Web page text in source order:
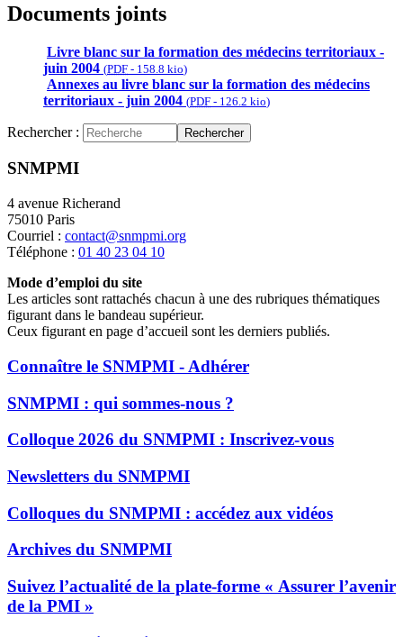
Documents joints
Livre blanc sur la formation des médecins territoriaux -
juin 2004 (PDF - 158.8 kio)
Annexes au livre blanc sur la formation des médecins
territoriaux - juin 2004 (PDF - 126.2 kio)
Rechercher : Rechercher
SNMPMI
4 avenue Richerand
75010 Paris
Courriel : contact@snmpmi.org
Téléphone : 01 40 23 04 10
Mode d’emploi du site
Les articles sont rattachés chacun à une des rubriques thématiques
figurant dans le bandeau supérieur.
Ceux figurant en page d’accueil sont les derniers publiés.
Connaître le SNMPMI - Adhérer
SNMPMI : qui sommes-nous ?
Colloque 2026 du SNMPMI : Inscrivez-vous
Newsletters du SNMPMI
Colloques du SNMPMI : accédez aux vidéos
Archives du SNMPMI
Suivez l’actualité de la plate-forme « Assurer l’avenir
de la PMI »